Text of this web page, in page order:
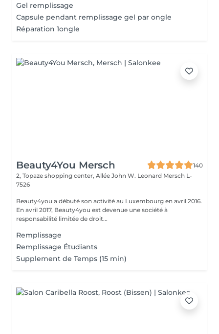
Gel remplissage
Capsule pendant remplissage gel par ongle
Réparation 1ongle
Beauty4You Mersch
140
2, Topaze shopping center, Allée John W. Leonard Mersch L-
7526
Beauty4you a débuté son activité au Luxembourg en avril 2016.
En avril 2017, Beauty4you est devenue une société à
responsabilité limitée de droit...
Remplissage
Remplissage Étudiants
Supplement de Temps (15 min)